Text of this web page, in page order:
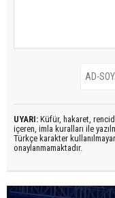
UYARI: Küfür, hakaret,
içeren, imla kuralları ile
Türkçe karakter
onaylanmamaktadır.